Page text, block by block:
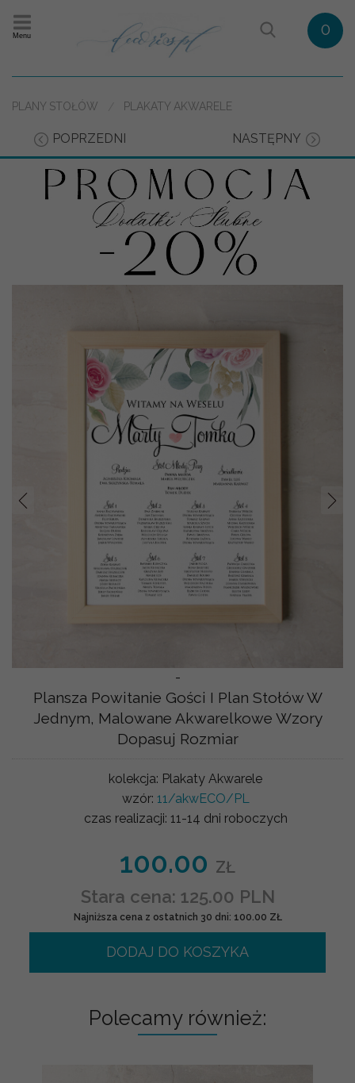
Menu 0
PLANY STOŁÓW PLAKATY AKWARELE
POPRZEDNI NASTĘPNY
-
Prev
Plansza Powitanie Gości I Plan Stołów W
Jednym, Malowane Akwarelkowe Wzory
Dopasuj Rozmiar
kolekcja: Plakaty Akwarele
wzór: 11/akwECO/PL
czas realizacji: 11-14 dni roboczych
100.00 ZŁ
Stara cena: 125.00 PLN
Najniższa cena z ostatnich 30 dni: 100.00 ZŁ
DODAJ DO KOSZYKA
Polecamy również: